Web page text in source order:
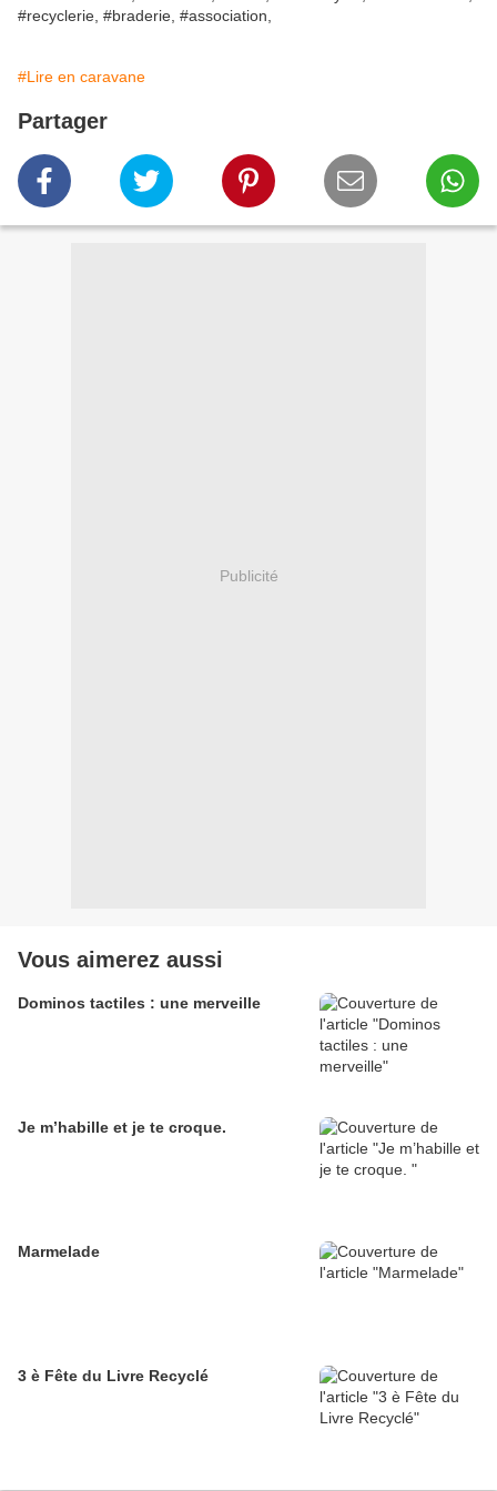
#recyclerie, #braderie, #association,
#Lire en caravane
Partager
Publicité
Vous aimerez aussi
Dominos tactiles : une merveille
Je m’habille et je te croque.
Marmelade
3 è Fête du Livre Recyclé